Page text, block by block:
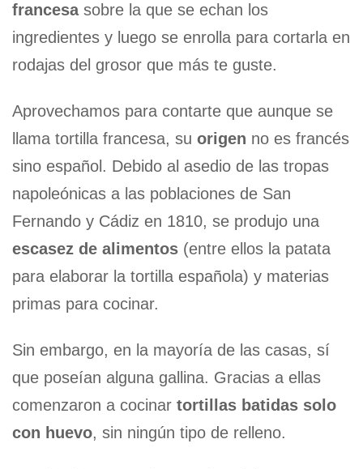
francesasobre la que se echan los
ingredientes y luego se enrolla para cortarla en
rodajas del grosor que más te guste.
Aprovechamos para contarte que aunque se
llama tortilla francesa, su origen no es francés
sino español. Debido al asedio de las tropas
napoleónicas a las poblaciones de San
Fernando y Cádiz en 1810, se produjo una
escasez de alimentos (entre ellos la patata
para elaborar la tortilla española) y materias
primas para cocinar.
Sin embargo, en la mayoría de las casas, sí
que poseían alguna gallina. Gracias a ellas
comenzaron a cocinar tortillas batidas solo
con huevo, sin ningún tipo de relleno.